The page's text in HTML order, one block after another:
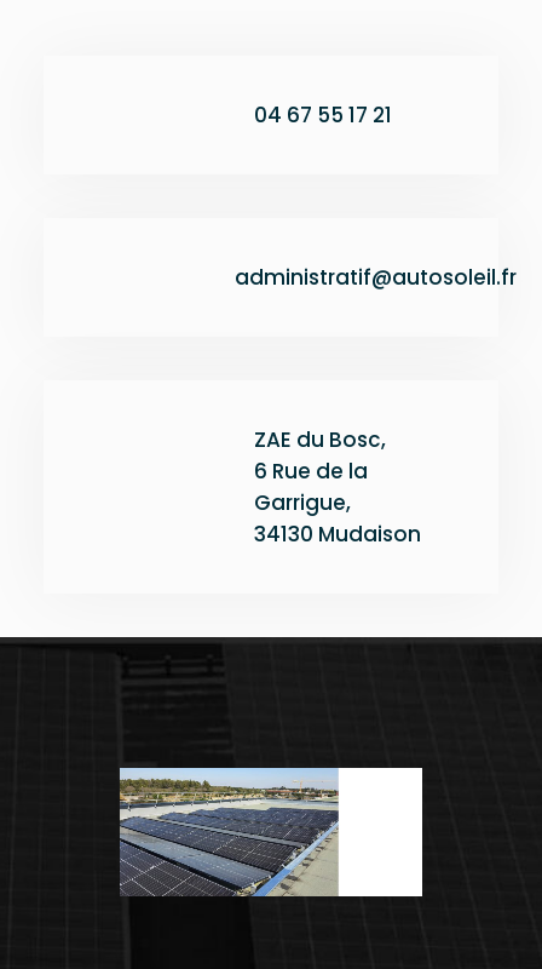
04 67 55 17 21
administratif@autosoleil.fr
ZAE du Bosc,
6 Rue de la
Garrigue,
34130 Mudaison